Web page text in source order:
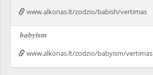
www.alkonas.lt/zodzio/babish/vertimas
babyism
www.alkonas.lt/zodzio/babyism/vertimas